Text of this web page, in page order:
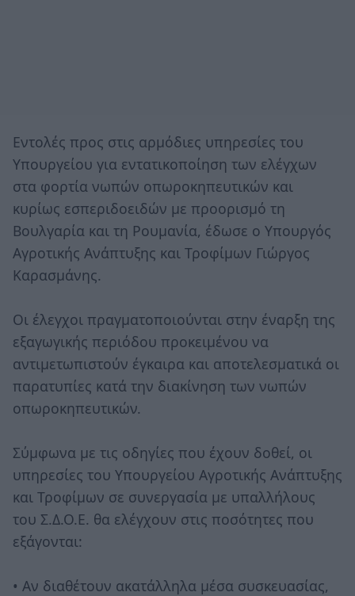
Εντολές προς στις αρμόδιες υπηρεσίες του
Υπουργείου για εντατικοποίηση των ελέγχων
στα φορτία νωπών οπωροκηπευτικών και
κυρίως εσπεριδοειδών με προορισμό τη
Βουλγαρία και τη Ρουμανία, έδωσε ο Υπουργός
Αγροτικής Ανάπτυξης και Τροφίμων Γιώργος
Καρασμάνης.
Οι έλεγχοι πραγματοποιούνται στην έναρξη της
εξαγωγικής περιόδου προκειμένου να
αντιμετωπιστούν έγκαιρα και αποτελεσματικά οι
παρατυπίες κατά την διακίνηση των νωπών
οπωροκηπευτικών.
Σύμφωνα με τις οδηγίες που έχουν δοθεί, οι
υπηρεσίες του Υπουργείου Αγροτικής Ανάπτυξης
και Τροφίμων σε συνεργασία με υπαλλήλους
του Σ.Δ.Ο.Ε. θα ελέγχουν στις ποσότητες που
εξάγονται:
• Αν διαθέτουν ακατάλληλα μέσα συσκευασίας,